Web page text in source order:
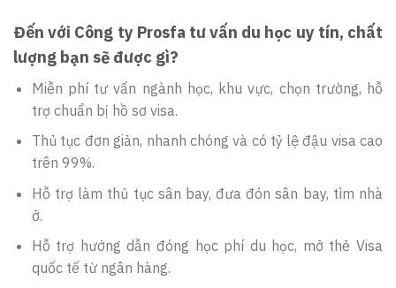
Đến với Công ty Prosfa tư vấn du học uy tín, chất
lượng bạn sẽ được gì?
Miễn phí tư vấn ngành học, khu vực, chọn trường, hỗ
trợ chuẩn bị hồ sơ visa.
Thủ tục đơn giản, nhanh chóng và có tỷ lệ đậu visa cao
trên 99%.
Hỗ trợ làm thủ tục sân bay, đưa đón sân bay, tìm nhà
ở.
Hỗ trợ hướng dẫn đóng học phí du học, mở thẻ Visa
quốc tế từ ngân hàng.